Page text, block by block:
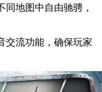
地图中自由驰骋，
交流功能，确保玩家